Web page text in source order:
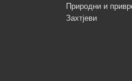
Природни и
Захтјеви